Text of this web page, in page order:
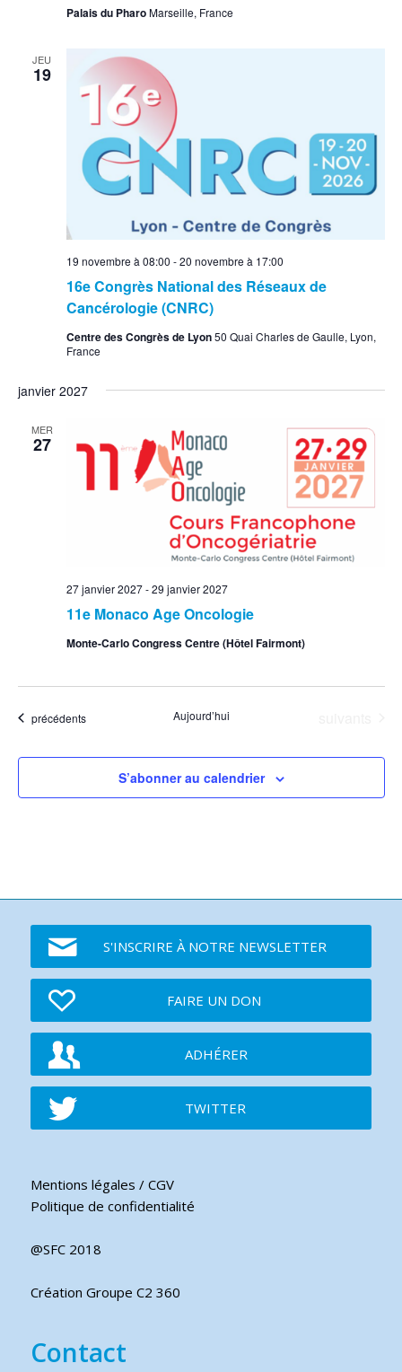
Palais du PharoMarseille, France
JEU
19
16e Congrès National des Réseaux de
Cancérologie (CNRC)
19 novembre à 08:00 -20 novembre à 17:00
Centre des Congrès de Lyon50 Quai Charles de Gaulle, Lyon,
France
janvier 2027
MER
27
11e Monaco Age Oncologie
27 janvier 2027-29 janvier 2027
Monte-Carlo Congress Centre (Hôtel Fairmont)
Événements
précédents Aujourd’hui
S’abonner au calendrier
S'INSCRIRE À NOTRE NEWSLETTER
FAIRE UN DON
ADHÉRER
TWITTER
Mentions légales / CGV
Politique de confidentialité
@SFC 2018
Création Groupe C2 360
Contact